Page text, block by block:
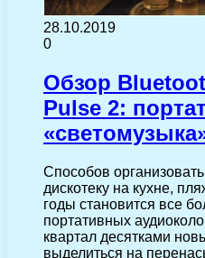
28.10.2019
0
Обзор
Pulse 2:
Способов
дискотеку на кухне,
годы становится все
портативных
квартал десятками
выделиться на